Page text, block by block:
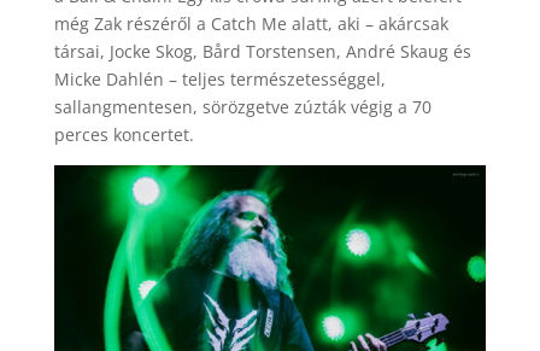
még Zak részéről a Catch Me alatt, aki – akárcsak
társai, Jocke Skog, Bård Torstensen, André Skaug és
Micke Dahlén – teljes természetességgel,
sallangmentesen, sörözgetve zúzták végig a 70
perces koncertet.